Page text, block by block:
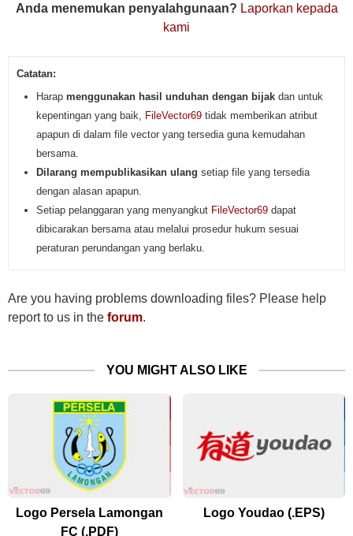
Anda menemukan penyalahgunaan? Laporkan kepada
kami
Catatan:
Harap menggunakan hasil unduhan dengan bijak dan untuk
kepentingan yang baik, FileVector69 tidak memberikan atribut
apapun di dalam file vector yang tersedia guna kemudahan
bersama.
Dilarang mempublikasikan ulang setiap file yang tersedia
dengan alasan apapun.
Setiap pelanggaran yang menyangkut FileVector69 dapat
dibicarakan bersama atau melalui prosedur hukum sesuai
peraturan perundangan yang berlaku.
Are you having problems downloading files? Please help
report to us in the forum.
YOU MIGHT ALSO LIKE
Logo Persela Lamongan
FC (.PDF)
Logo Youdao (.EPS)